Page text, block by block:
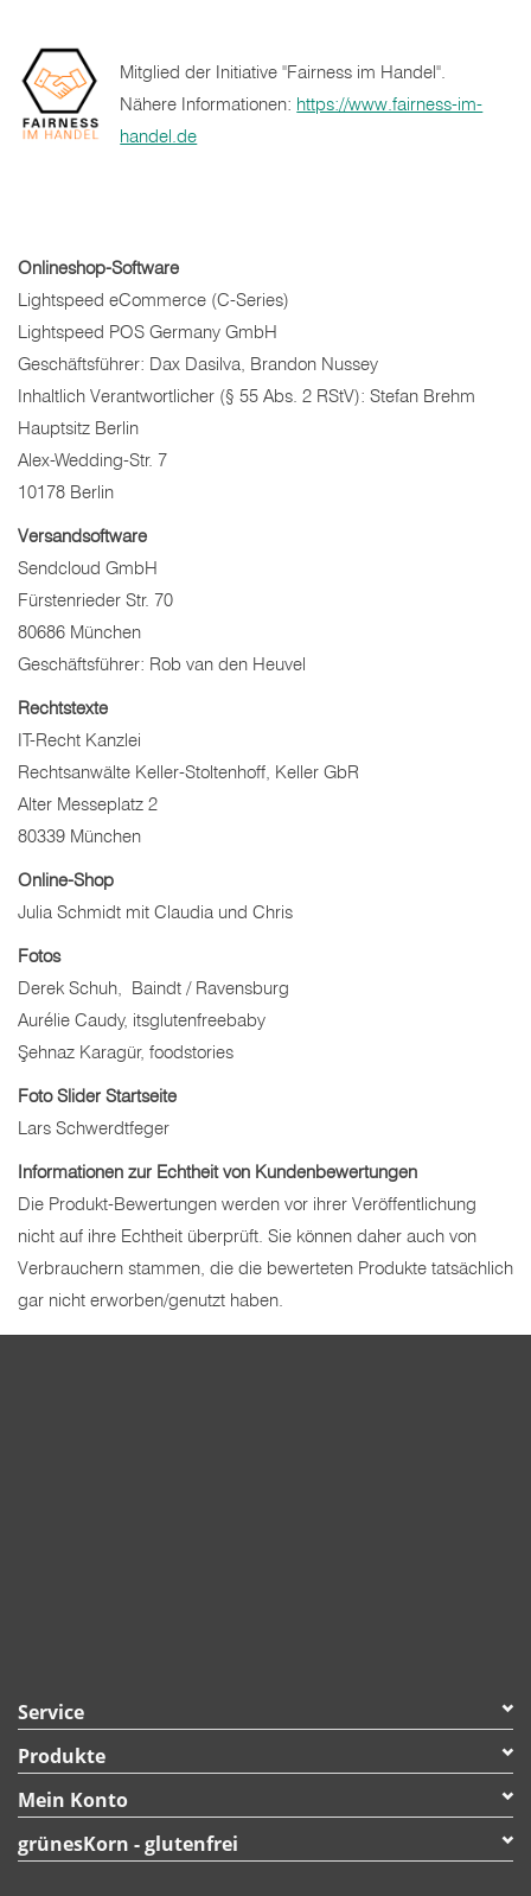
Mitglied der Initiative "Fairness im Handel".
Nähere Informationen: https://www.fairness-im-
handel.de
Onlineshop-Software
Lightspeed eCommerce (C-Series)
Lightspeed POS Germany GmbH
Geschäftsführer: Dax Dasilva, Brandon Nussey
Inhaltlich Verantwortlicher (§ 55 Abs. 2 RStV): Stefan Brehm
Hauptsitz Berlin
Alex-Wedding-Str. 7
10178 Berlin
Versandsoftware
Sendcloud GmbH
Fürstenrieder Str. 70
80686 München
Geschäftsführer: Rob van den Heuvel
Rechtstexte
IT-Recht Kanzlei
Rechtsanwälte Keller-Stoltenhoff, Keller GbR
Alter Messeplatz 2
80339 München
Online-Shop
Julia Schmidt mit Claudia und Chris
Fotos
Derek Schuh, Baindt / Ravensburg
Aurélie Caudy, itsglutenfreebaby
Şehnaz Karagür, foodstories
Foto Slider Startseite
Lars Schwerdtfeger
Informationen zur Echtheit von Kundenbewertungen
Die Produkt-Bewertungen werden vor ihrer Veröffentlichung
nicht auf ihre Echtheit überprüft. Sie können daher auch von
Verbrauchern stammen, die die bewerteten Produkte tatsächlich
gar nicht erworben/genutzt haben.
Service
Produkte
Mein Konto
grünesKorn - glutenfrei